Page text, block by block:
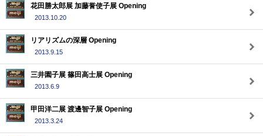
花田勝太郎展 加藤誉使子展 Opening
2013.10.20
リアリズムの深層 Opening
2013.9.15
三井園子展 篠田高士展 Opening
2013.6.9
甲田洋二展 渡邊智子展 Opening
2013.3.24